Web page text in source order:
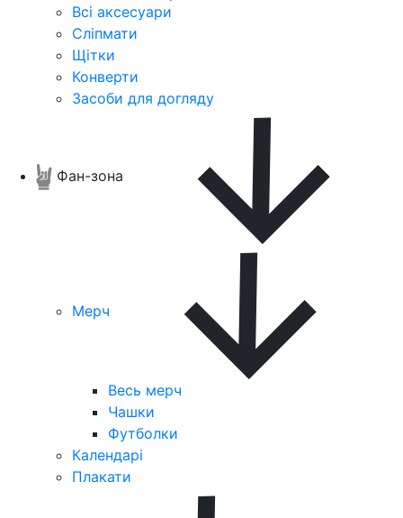
Всі аксесуари
Сліпмати
Щітки
Конверти
Засоби для догляду
Фан-зона
Мерч
Весь мерч
Чашки
Футболки
Календарі
Плакати